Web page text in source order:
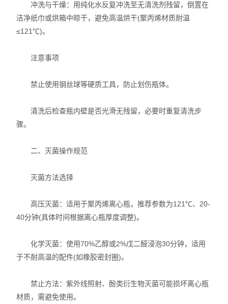
冲洗与干燥：用纯化水反复冲洗至无清洗剂残留，倒置在
洁净纸巾或烘箱中晾干，避免高温烘干(聚丙烯材质耐温
≤121℃)。
注意事项
禁止使用钢丝球等硬质工具，防止划伤瓶体。
清洗后检查瓶内壁是否光滑无残留，必要时重复清洗步
骤。
二、灭菌操作规范
灭菌方法选择
高压灭菌：适用于聚丙烯离心瓶，推荐参数为121℃、20-
40分钟(具体时间根据离心瓶厚度调整)。
化学灭菌：使用70%乙醇或2%戊二醛浸泡30分钟，适用
于不耐高温的配件(如橡胶密封圈)。
禁止方法：紫外线照射、酚类衍生物灭菌可能损坏离心瓶
材质，需避免使用。